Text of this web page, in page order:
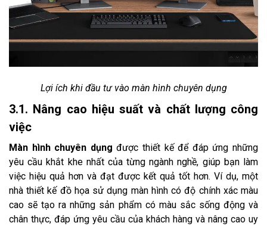
Lợi ích khi đầu tư vào màn hình chuyên dụng
3.1. Nâng cao hiệu suất và chất lượng công
việc
Màn hình chuyên dụng được thiết kế để đáp ứng những
yêu cầu khắt khe nhất của từng ngành nghề, giúp bạn làm
việc hiệu quả hơn và đạt được kết quả tốt hơn. Ví dụ, một
nhà thiết kế đồ họa sử dụng màn hình có độ chính xác màu
cao sẽ tạo ra những sản phẩm có màu sắc sống động và
chân thực, đáp ứng yêu cầu của khách hàng và nâng cao uy